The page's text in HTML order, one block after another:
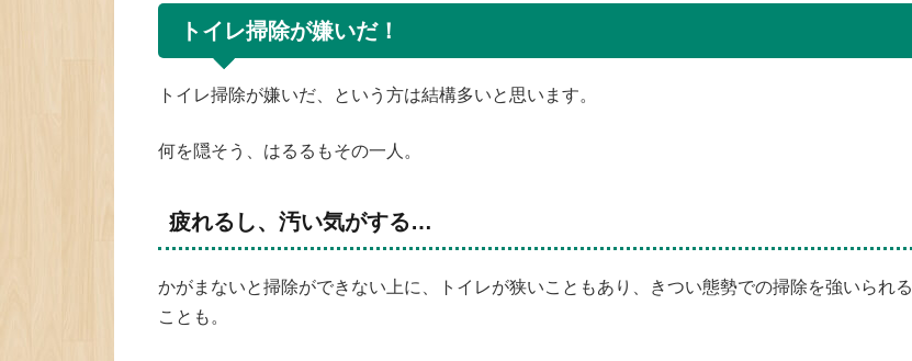
トイレ掃除が嫌いだ！
トイレ掃除が嫌いだ、という方は結構多いと思います。
何を隠そう、はるるもその一人。
疲れるし、汚い気がする…
かがまないと掃除ができない上に、トイレが狭いこともあり、きつい態勢での掃除を強いられる
ことも。